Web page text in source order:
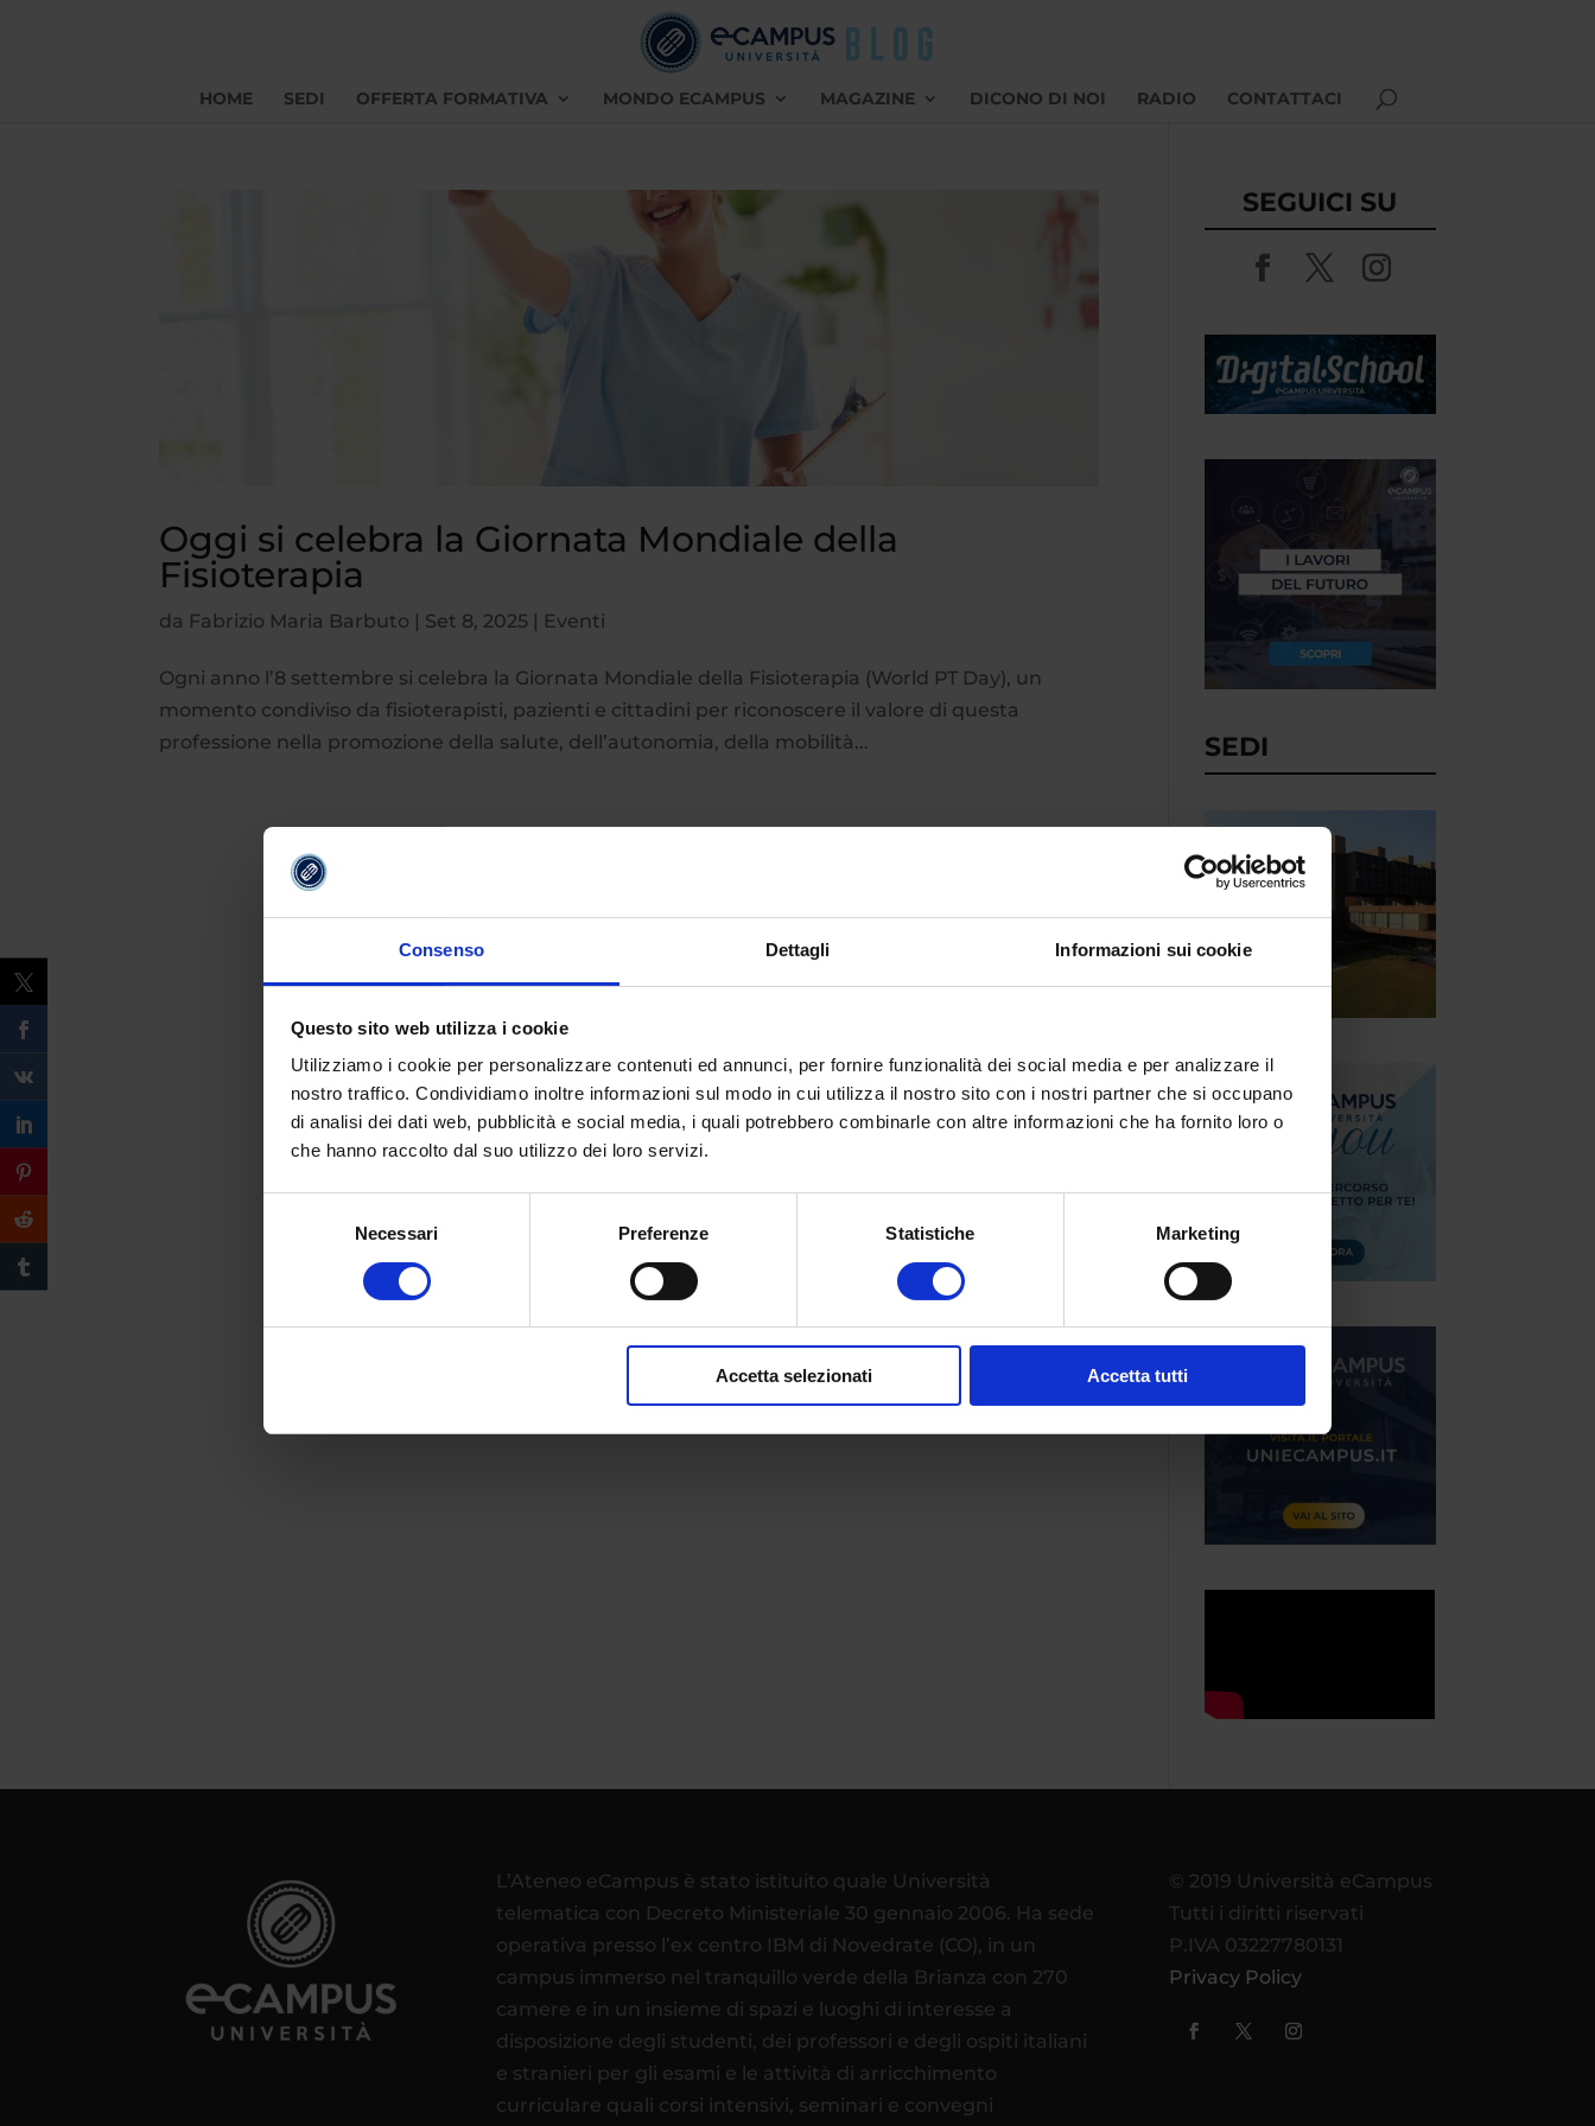
Consenso Dettagli Informazioni sui cookie
Questo sito web utilizza i cookie
Utilizziamo i cookie per personalizzare contenuti ed annunci, per fornire funzionalità dei social media e per analizzare il
nostro traffico. Condividiamo inoltre informazioni sul modo in cui utilizza il nostro sito con i nostri partner che si occupano
di analisi dei dati web, pubblicità e social media, i quali potrebbero combinarle con altre informazioni che ha fornito loro o
che hanno raccolto dal suo utilizzo dei loro servizi.
Necessari Preferenze Statistiche Marketing
Accetta selezionati Accetta tutti
HOME SEDI OFFERTA FORMATIVA MONDO ECAMPUS MAGAZINE DICONO DI NOI RADIO CONTATTACI
Oggi si celebra la Giornata Mondiale della
Fisioterapia
da Fabrizio Maria Barbuto | Set 8, 2025 | Eventi
Ogni anno l’8 settembre si celebra la Giornata Mondiale della Fisioterapia (World PT Day), un
momento condiviso da fisioterapisti, pazienti e cittadini per riconoscere il valore di questa
professione nella promozione della salute, dell’autonomia, della mobilità...
SEGUICI SU
SEDI
L’Ateneo eCampus è stato istituito quale Università
telematica con Decreto Ministeriale 30 gennaio 2006. Ha sede
operativa presso l’ex centro IBM di Novedrate (CO), in un
campus immerso nel tranquillo verde della Brianza con 270
camere e in un insieme di spazi e luoghi di interesse a
disposizione degli studenti, dei professori e degli ospiti italiani
e stranieri per gli esami e le attività di arricchimento
curriculare quali corsi intensivi, seminari e convegni
© 2019 Università eCampus
Tutti i diritti riservati
P.IVA 03227780131
Privacy Policy